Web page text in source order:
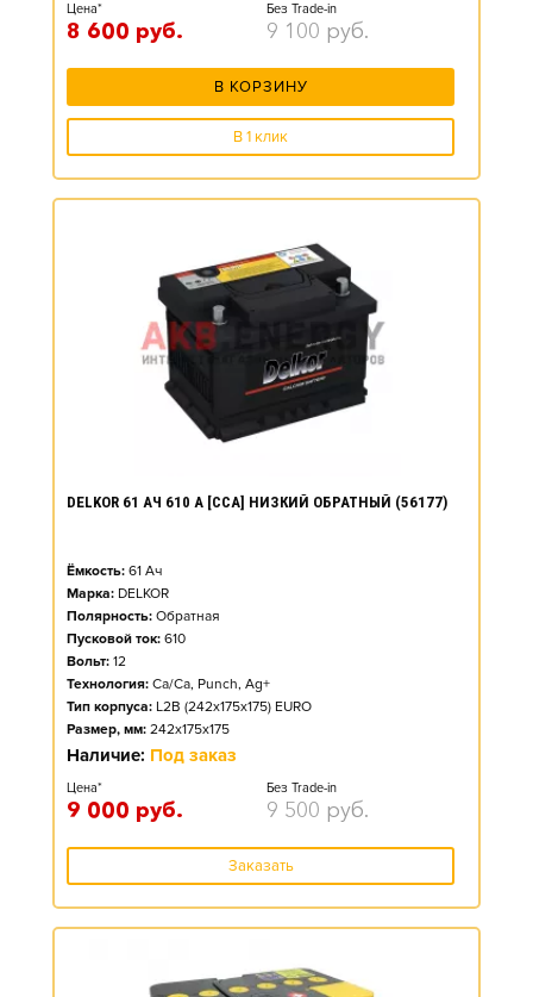
Цена*
8 600 руб.
Без Trade-in
9 100 руб.
В КОРЗИНУ
В 1 клик
DELKOR 61 АЧ 610 А [CCA] НИЗКИЙ ОБРАТНЫЙ (56177)
Ёмкость: 61 Ач
Марка: DELKOR
Полярность: Обратная
Пусковой ток: 610
Вольт: 12
Технология: Ca/Ca, Punch, Ag+
Тип корпуса: L2B (242x175x175) EURO
Размер, мм: 242x175x175
Наличие: Под заказ
Цена*
9 000 руб.
Без Trade-in
9 500 руб.
Заказать